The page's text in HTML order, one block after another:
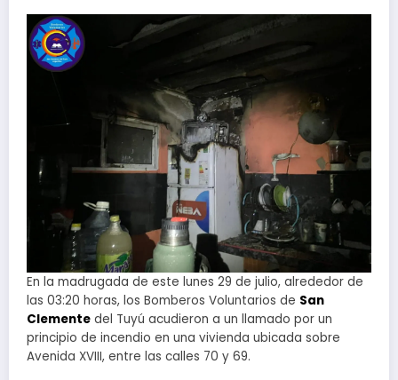
En la madrugada de este lunes 29 de julio, alrededor de
las 03:20 horas, los Bomberos Voluntarios de San
Clemente del Tuyú acudieron a un llamado por un
principio de incendio en una vivienda ubicada sobre
Avenida XVIII, entre las calles 70 y 69.